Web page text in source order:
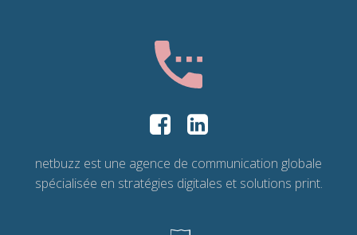
netbuzz est une agence de communication globale
spécialisée en stratégies digitales et solutions print.